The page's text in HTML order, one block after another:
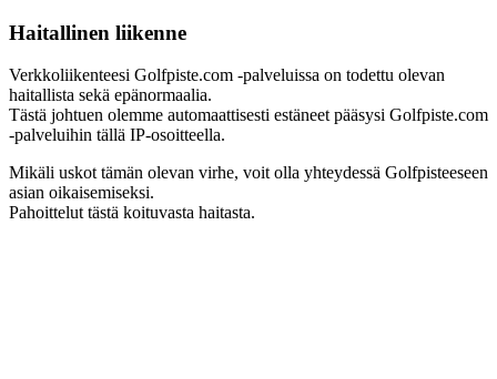
Haitallinen liikenne
Verkkoliikenteesi Golfpiste.com -palveluissa on todettu olevan
haitallista sekä epänormaalia.
Tästä johtuen olemme automaattisesti estäneet pääsysi Golfpiste.com
-palveluihin tällä IP-osoitteella.
Mikäli uskot tämän olevan virhe, voit olla yhteydessä Golfpisteeseen
asian oikaisemiseksi.
Pahoittelut tästä koituvasta haitasta.